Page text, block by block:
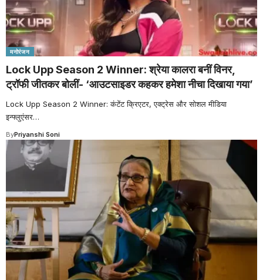
मनोरंजन
Lock Upp Season 2 Winner: श्रेया कालरा बनीं विनर,
ट्रॉफी जीतकर बोलीं- ‘आउटसाइडर कहकर हमेशा नीचा दिखाया गया’
Lock Upp Season 2 Winner: कंटेंट क्रिएटर, एक्ट्रेस और सोशल मीडिया
इन्फ्लुएंसर…
ByPriyanshi Soni